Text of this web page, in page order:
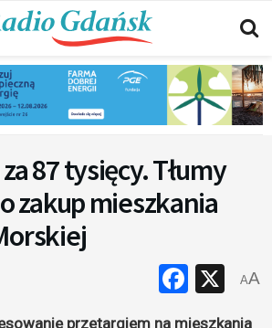
87 tysięcy. Tłumy
zakup mieszkania
X
AA
przetargiem na mieszkania